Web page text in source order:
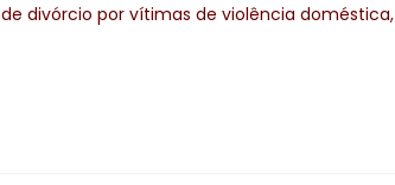
divórcio por vítimas de violência doméstica,